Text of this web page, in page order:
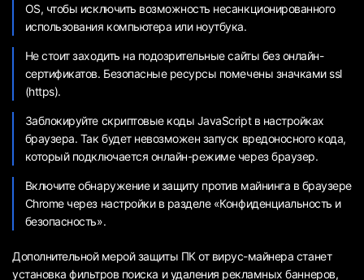
OS, чтобы исключить возможность несанкционированного
использования компьютера или ноутбука.
Не стоит заходить на подозрительные сайты без онлайн-
сертификатов. Безопасные ресурсы помечены значками ssl
(https).
Заблокируйте скриптовые коды JavaScript в настройках
браузера. Так будет невозможен запуск вредоносного кода,
который подключается онлайн-режиме через браузер.
Включите обнаружение и защиту против майнинга в браузере
Chrome через настройки в разделе «Конфиденциальность и
безопасность».
Дополнительной мерой защиты ПК от вирус-майнера станет
установка фильтров поиска и удаления рекламных баннеров,